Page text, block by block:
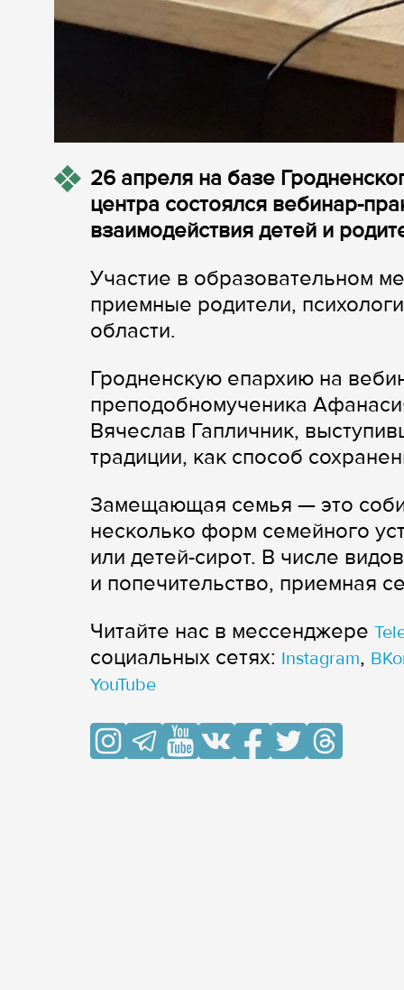
26 апреля на базе
центра состоялся вебинар-
взаимодействия детей и
Участие в образовательном
приемные родители,
области.
Гродненскую епархию на
преподобномученика
Вячеслав Гапличник,
традиции, как способ
Замещающая семья — это
несколько форм семейного
или детей-сирот. В числе
и попечительство, приемная
Читайте нас в мессенджере
cоциальных сетях: Instagram,
YouTube